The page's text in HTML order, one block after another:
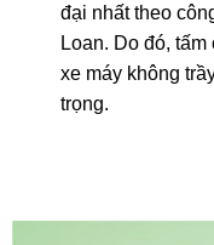
đại nhất theo
Loan. Do đó,
xe máy không
trọng.